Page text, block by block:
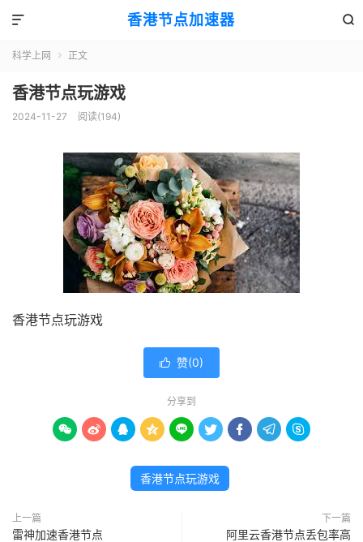
香港节点加速器 

科学上网  正文
香港节点玩游戏
2024-11-27 阅读(194)
香港节点玩游戏
 赞(0)
分享到
        
香港节点玩游戏
上一篇
雷神加速香港节点
下一篇
阿里云香港节点丢包率高